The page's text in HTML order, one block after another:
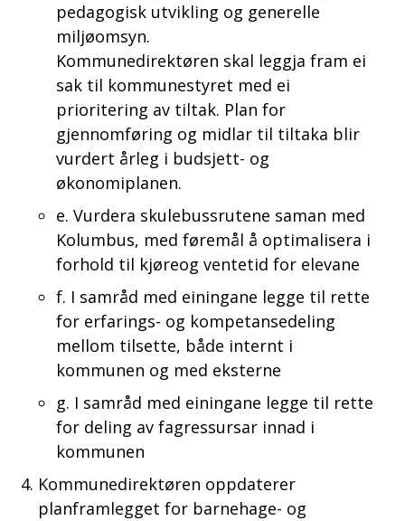
pedagogisk utvikling og generelle
miljøomsyn.
Kommunedirektøren skal leggja fram ei
sak til kommunestyret med ei
prioritering av tiltak. Plan for
gjennomføring og midlar til tiltaka blir
vurdert årleg i budsjett- og
økonomiplanen.
e. Vurdera skulebussrutene saman med
Kolumbus, med føremål å optimalisera i
forhold til kjøreog ventetid for elevane
f. I samråd med einingane legge til rette
for erfarings- og kompetansedeling
mellom tilsette, både internt i
kommunen og med eksterne
g. I samråd med einingane legge til rette
for deling av fagressursar innad i
kommunen
Kommunedirektøren oppdaterer
planframlegget for barnehage- og